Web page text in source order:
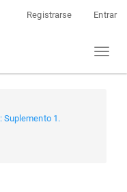
Registrarse Entrar
Toggle
Suplemento 1.